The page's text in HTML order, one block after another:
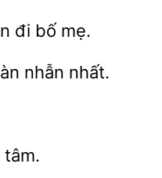
đi mẹ.
nhẫn nhất.